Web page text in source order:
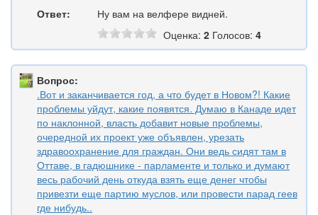
Ответ:
Ну вам на велфере видней.
Оценка: 2 Голосов: 4
Вопрос:
.Вот и заканчивается год, а что будет в Новом?! Какие
проблемы уйдут, какие появятся. Думаю в Канаде идет
по наклонной, власть добавит новые проблемы,
очередной их проект уже объявлен, урезать
здравоохранение для граждан. Они ведь сидят там в
Оттаве, в гадюшнике - парламенте и только и думают
весь рабочий день откуда взять еще денег чтобы
привезти еще партию муслов, или провести парад геев
где нибудь..